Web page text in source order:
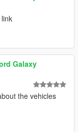
Galaxy
the vehicles